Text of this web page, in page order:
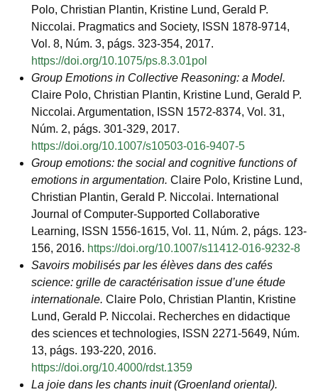
Polo, Christian Plantin, Kristine Lund, Gerald P.
Niccolai. Pragmatics and Society, ISSN 1878-9714,
Vol. 8, Núm. 3, págs. 323-354, 2017.
https://doi.org/10.1075/ps.8.3.01pol
Group Emotions in Collective Reasoning: a Model.
Claire Polo, Christian Plantin, Kristine Lund, Gerald P.
Niccolai. Argumentation, ISSN 1572-8374, Vol. 31,
Núm. 2, págs. 301-329, 2017.
https://doi.org/10.1007/s10503-016-9407-5
Group emotions: the social and cognitive functions of
emotions in argumentation. Claire Polo, Kristine Lund,
Christian Plantin, Gerald P. Niccolai. International
Journal of Computer-Supported Collaborative
Learning, ISSN 1556-1615, Vol. 11, Núm. 2, págs. 123-
156, 2016. https://doi.org/10.1007/s11412-016-9232-8
Savoirs mobilisés par les élèves dans des cafés
science: grille de caractérisation issue d’une étude
internationale. Claire Polo, Christian Plantin, Kristine
Lund, Gerald P. Niccolai. Recherches en didactique
des sciences et technologies, ISSN 2271-5649, Núm.
13, págs. 193-220, 2016.
https://doi.org/10.4000/rdst.1359
La joie dans les chants inuit (Groenland oriental).